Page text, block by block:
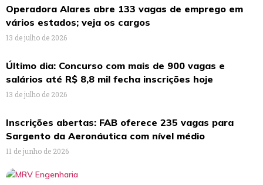
Operadora Alares abre 133 vagas de emprego em
vários estados; veja os cargos
13 de julho de 2026
Último dia: Concurso com mais de 900 vagas e
salários até R$ 8,8 mil fecha inscrições hoje
13 de julho de 2026
Inscrições abertas: FAB oferece 235 vagas para
Sargento da Aeronáutica com nível médio
11 de junho de 2026